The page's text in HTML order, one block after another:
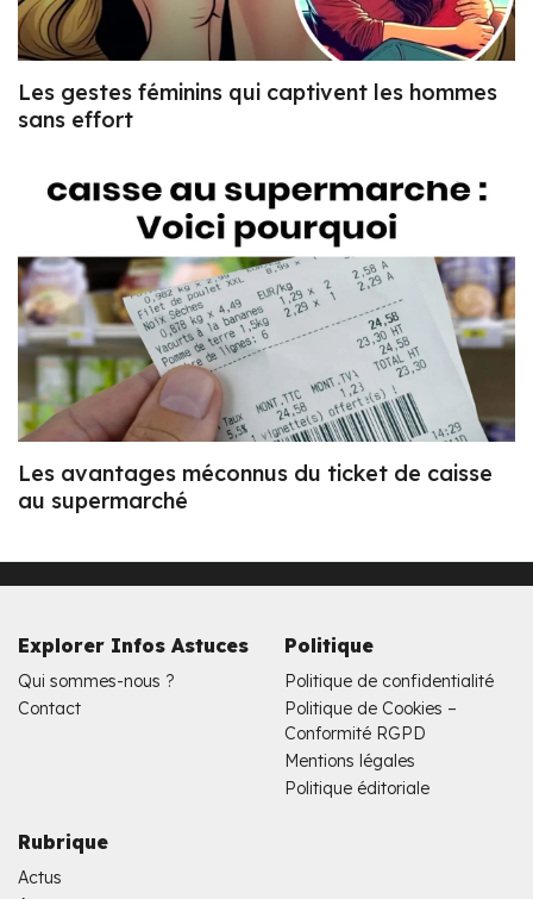
Les gestes féminins qui captivent les hommes
sans effort
Les avantages méconnus du ticket de caisse
au supermarché
Explorer Infos Astuces
Qui sommes-nous ?
Contact
Politique
Politique de confidentialité
Politique de Cookies –
Conformité RGPD
Mentions légales
Politique éditoriale
Rubrique
Actus